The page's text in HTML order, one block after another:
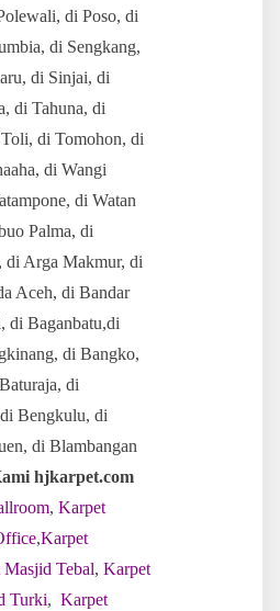
di Poso, di
di Sengkang,
di Sinjai, di
di Tahuna, di
di Tomohon, di
di Wangi
di Watan
Palma, di
di Arga Makmur, di
Aceh, di Bandar
di Baganbatu,di
di Bangko,
di
Bengkulu, di
di Blambangan
hjkarpet.com
, Karpet
,Karpet
Tebal, Karpet
Turki, Karpet